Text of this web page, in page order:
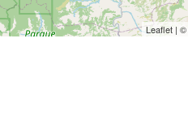
Leaflet | ©